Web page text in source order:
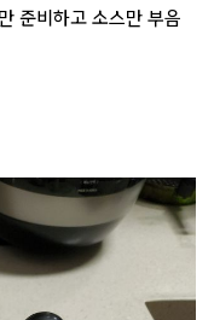
준비하고 소스만 부음